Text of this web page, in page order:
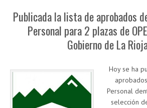
Publicada la lista de aprobados
Personal para 2 plazas de
Gobierno de La
Hoy se ha
Personal
selección